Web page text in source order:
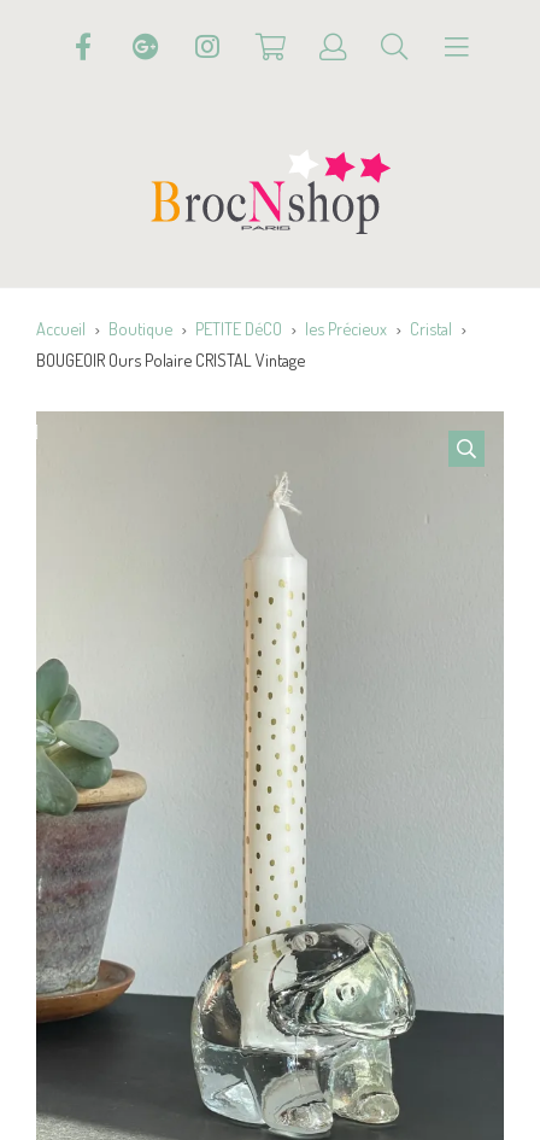
Accueil Boutique PETITE DéCO les Précieux
Cristal
BOUGEOIR Ours Polaire CRISTAL Vintage